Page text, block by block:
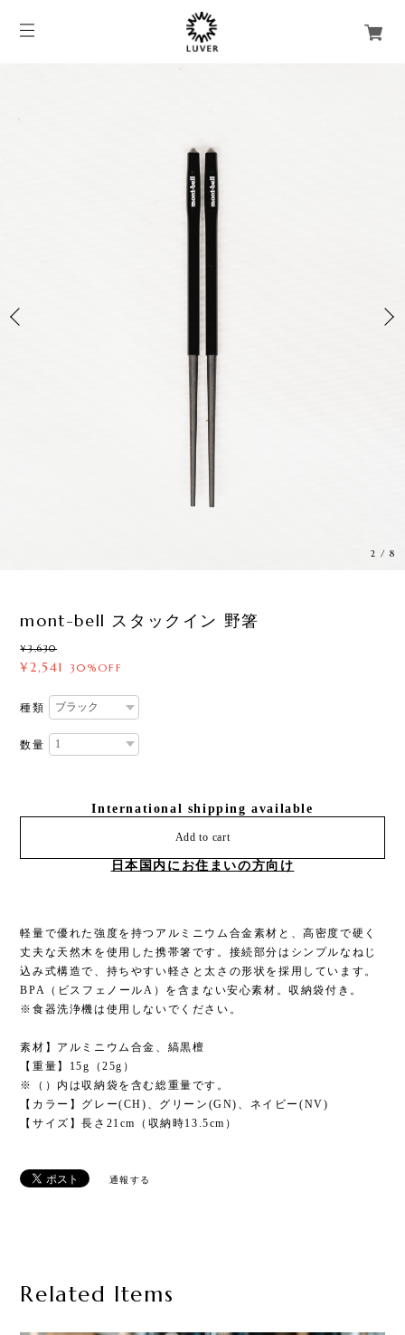
3 /8
mont-bell スタックイン 野箸
¥3,630
¥2,541 30%OFF
種類
数量
International shipping available
Add to cart
日本国内にお住まいの方向け
軽量で優れた強度を持つアルミニウム合金素材と、高密度で硬く
丈夫な天然木を使用した携帯箸です。接続部分はシンプルなねじ
込み式構造で、持ちやすい軽さと太さの形状を採用しています。
BPA（ビスフェノールA）を含まない安心素材。収納袋付き。
※食器洗浄機は使用しないでください。
素材】アルミニウム合金、縞黒檀
【重量】15g（25g）
※（）内は収納袋を含む総重量です。
【カラー】グレー(CH)、グリーン(GN)、ネイビー(NV)
【サイズ】長さ21cm（収納時13.5cm）
通報する
Related Items